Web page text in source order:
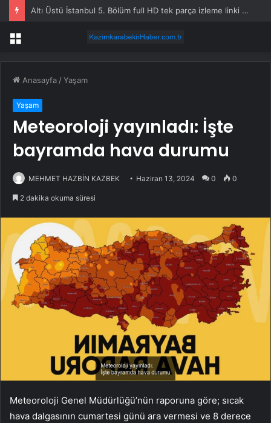
New York Times hissesi neden düşüyor?
Menü
Anasayfa /Yaşam
Yaşam
Meteoroloji yayınladı: İşte
bayramda hava durumu
MEHMET HAZBİN KAZBEK Haziran 13, 2024 0 0
2 dakika okuma süresi
Meteoroloji Genel Müdürlüğü’nün raporuna göre; sıcak
hava dalgasının cumartesi günü ara vermesi ve 8 derece